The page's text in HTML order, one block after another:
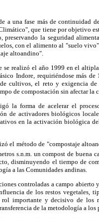
a una fase más de continuidad
que tiene por objetivo
la seguridad
con el alimento al "suelo
altoandino".
se realizó el año 1999 en el
Indore, requiriéndose más
cultivos, el reto y exigencia
de compostación sin afectar la
la forma de acelerar el
de activadores biológicos
en la activación biológica
el método de "compostaje
s.n.m. un compost de buena
disminuyendo el tiempo de
a las Comunidades andinas.
controladas a campo
de los restos vegetales,
importante y decisivo de los
de la metodología a los